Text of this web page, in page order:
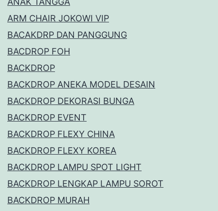
ARM CHAIR JOKOWI VIP
BACAKDRP DAN PANGGUNG
BACDROP FOH
BACKDROP
BACKDROP ANEKA MODEL DESAIN
BACKDROP DEKORASI BUNGA
BACKDROP EVENT
BACKDROP FLEXY CHINA
BACKDROP FLEXY KOREA
BACKDROP LAMPU SPOT LIGHT
BACKDROP LENGKAP LAMPU SOROT
BACKDROP MURAH